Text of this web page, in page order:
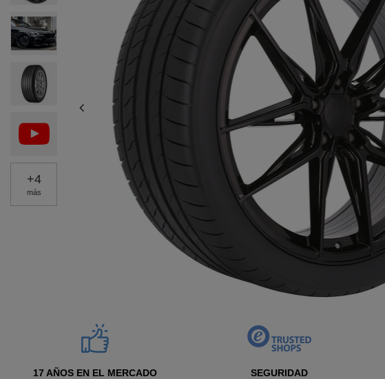
+4
más
17 AÑOS EN EL MERCADO SEGURIDAD